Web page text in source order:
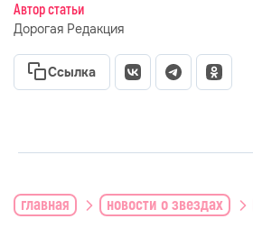
Автор статьи
Дорогая Редакция
Ссылка
главная новости о звездах